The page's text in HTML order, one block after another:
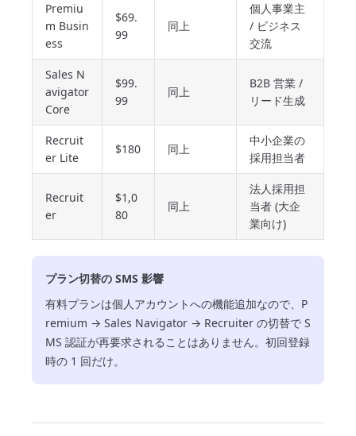
Premiu
m Busin
ess
$69.
99
同上
個人事業主
/ ビジネス
交流
Sales N
avigator
Core
$99.
99
同上
B2B 営業 /
リード生成
Recruit
er Lite
$180 同上
中小企業の
採用担当者
Recruit
er
$1,0
80
同上
法人採用担
当者 (大企
業向け)
プラン切替の SMS 影響
有料プランは個人アカウントへの機能追加なので、P
remium → Sales Navigator → Recruiter の切替で S
MS 認証が再要求されることはありません。初回登録
時の 1 回だけ。